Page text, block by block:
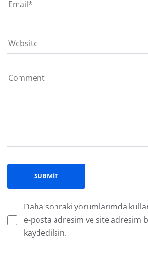
Daha sonraki yorumlarımda
e-posta adresim ve site adresim
kaydedilsin.